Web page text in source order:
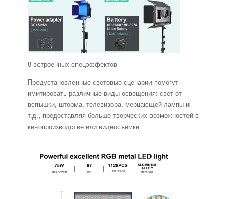
8 встроенных спецэффектов
Предустановленные световые сценарии помогут
имитировать различные виды освещения: свет от
вспышки, шторма, телевизора, мерцающей лампы и
т.д., предоставляя больше творческих возможностей в
кинопроизводстве или видеосъемке.